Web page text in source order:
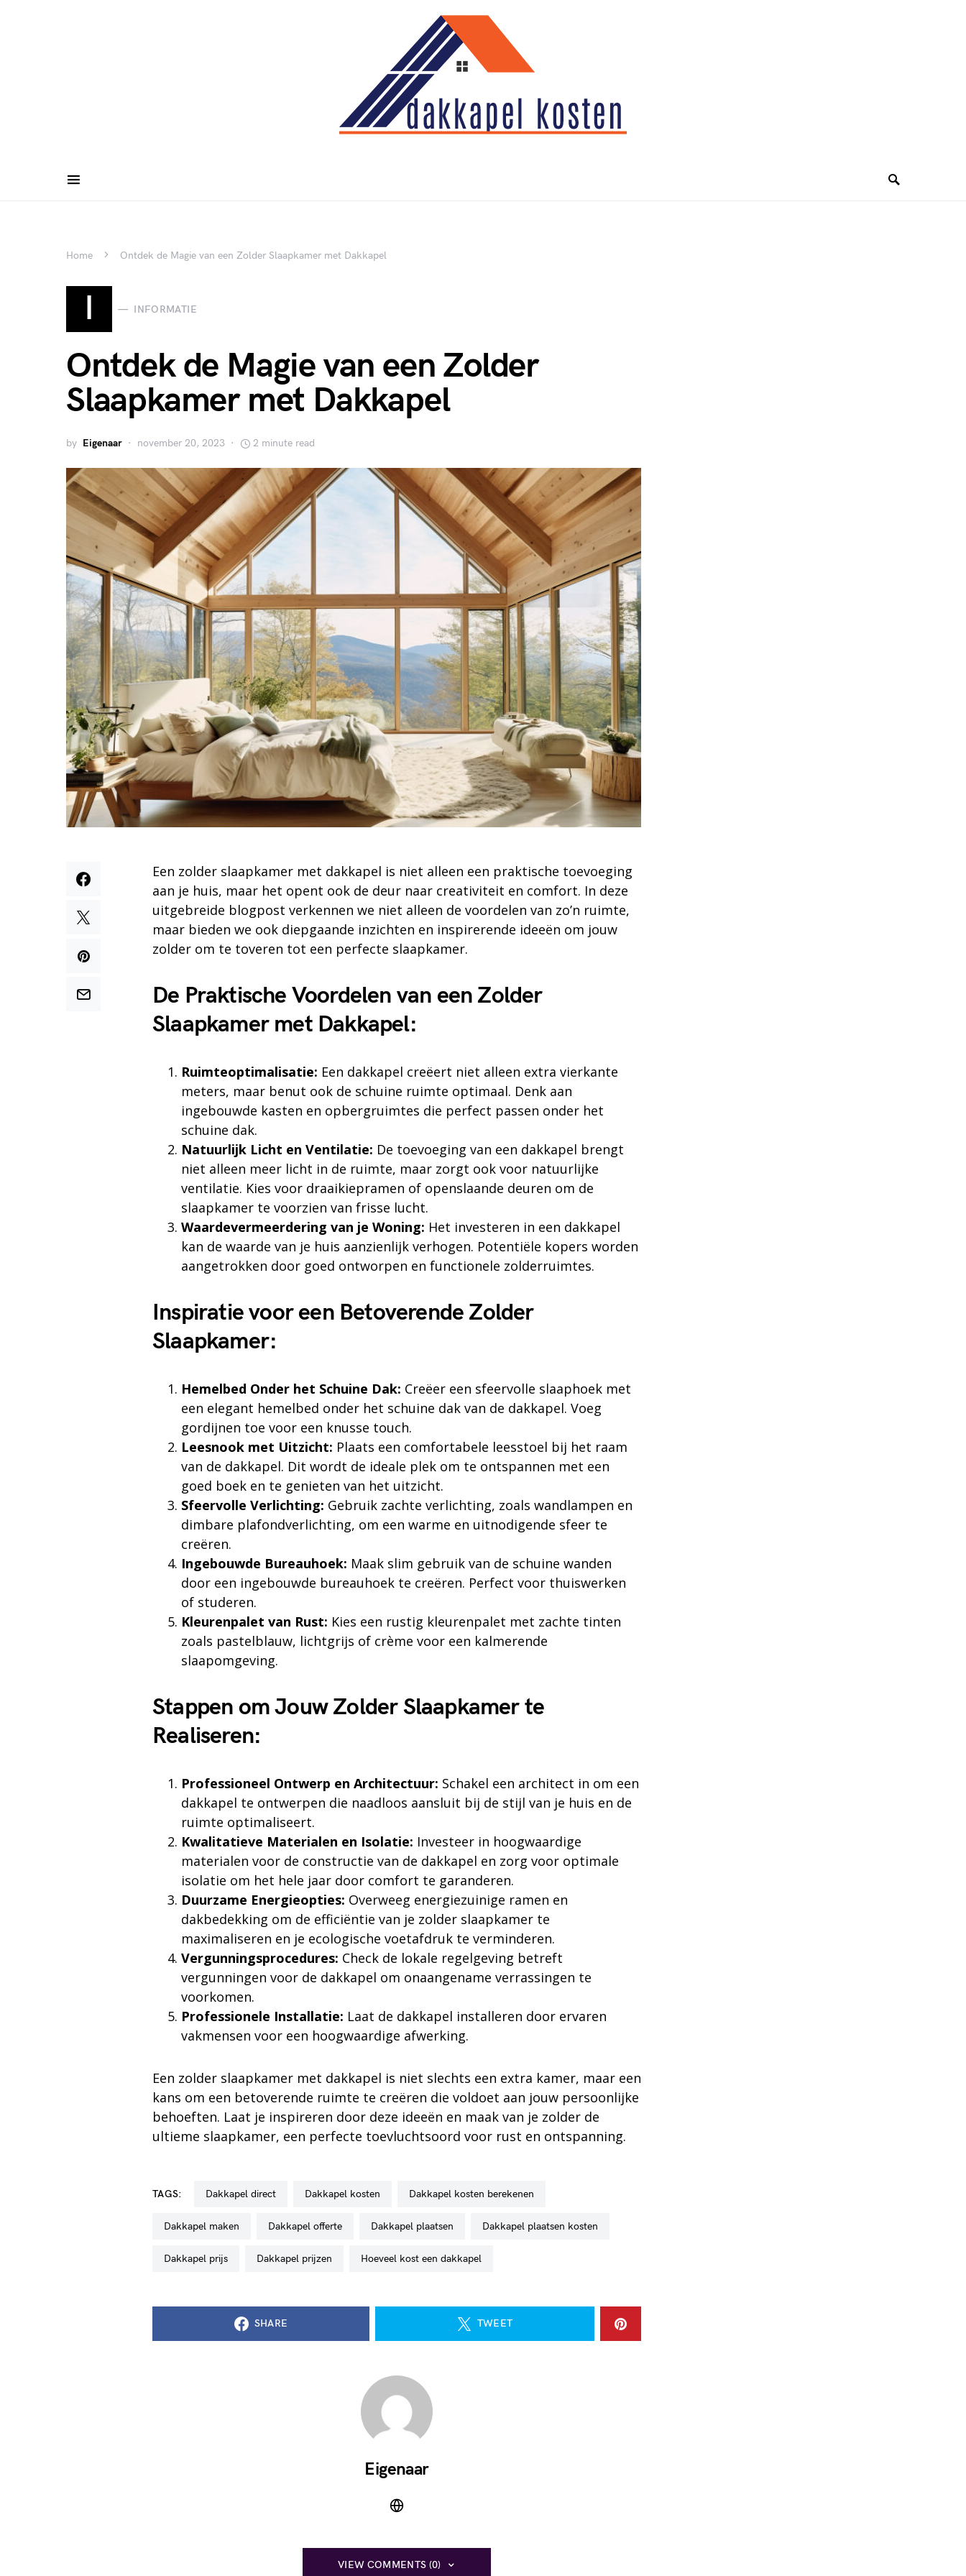
Home Ontdek de Magie van een Zolder Slaapkamer met Dakkapel
I INFORMATIE
Ontdek de Magie van een Zolder
Slaapkamer met Dakkapel
by Eigenaar november 20, 2023 2 minute read
Een zolder slaapkamer met dakkapel is niet alleen een praktische toevoeging
aan je huis, maar het opent ook de deur naar creativiteit en comfort. In deze
uitgebreide blogpost verkennen we niet alleen de voordelen van zo’n ruimte,
maar bieden we ook diepgaande inzichten en inspirerende ideeën om jouw
zolder om te toveren tot een perfecte slaapkamer.
De Praktische Voordelen van een Zolder
Slaapkamer met Dakkapel:
Ruimteoptimalisatie: Een dakkapel creëert niet alleen extra vierkante
meters, maar benut ook de schuine ruimte optimaal. Denk aan
ingebouwde kasten en opbergruimtes die perfect passen onder het
schuine dak.
Natuurlijk Licht en Ventilatie: De toevoeging van een dakkapel brengt
niet alleen meer licht in de ruimte, maar zorgt ook voor natuurlijke
ventilatie. Kies voor draaikiepramen of openslaande deuren om de
slaapkamer te voorzien van frisse lucht.
Waardevermeerdering van je Woning: Het investeren in een dakkapel
kan de waarde van je huis aanzienlijk verhogen. Potentiële kopers worden
aangetrokken door goed ontworpen en functionele zolderruimtes.
Inspiratie voor een Betoverende Zolder
Slaapkamer:
Hemelbed Onder het Schuine Dak: Creëer een sfeervolle slaaphoek met
een elegant hemelbed onder het schuine dak van de dakkapel. Voeg
gordijnen toe voor een knusse touch.
Leesnook met Uitzicht: Plaats een comfortabele leesstoel bij het raam
van de dakkapel. Dit wordt de ideale plek om te ontspannen met een
goed boek en te genieten van het uitzicht.
Sfeervolle Verlichting: Gebruik zachte verlichting, zoals wandlampen en
dimbare plafondverlichting, om een warme en uitnodigende sfeer te
creëren.
Ingebouwde Bureauhoek: Maak slim gebruik van de schuine wanden
door een ingebouwde bureauhoek te creëren. Perfect voor thuiswerken
of studeren.
Kleurenpalet van Rust: Kies een rustig kleurenpalet met zachte tinten
zoals pastelblauw, lichtgrijs of crème voor een kalmerende
slaapomgeving.
Stappen om Jouw Zolder Slaapkamer te
Realiseren:
Professioneel Ontwerp en Architectuur: Schakel een architect in om een
dakkapel te ontwerpen die naadloos aansluit bij de stijl van je huis en de
ruimte optimaliseert.
Kwalitatieve Materialen en Isolatie: Investeer in hoogwaardige
materialen voor de constructie van de dakkapel en zorg voor optimale
isolatie om het hele jaar door comfort te garanderen.
Duurzame Energieopties: Overweeg energiezuinige ramen en
dakbedekking om de efficiëntie van je zolder slaapkamer te
maximaliseren en je ecologische voetafdruk te verminderen.
Vergunningsprocedures: Check de lokale regelgeving betreft
vergunningen voor de dakkapel om onaangename verrassingen te
voorkomen.
Professionele Installatie: Laat de dakkapel installeren door ervaren
vakmensen voor een hoogwaardige afwerking.
Een zolder slaapkamer met dakkapel is niet slechts een extra kamer, maar een
kans om een betoverende ruimte te creëren die voldoet aan jouw persoonlijke
behoeften. Laat je inspireren door deze ideeën en maak van je zolder de
ultieme slaapkamer, een perfecte toevluchtsoord voor rust en ontspanning.
TAGS: dakkapel direct dakkapel kosten dakkapel kosten berekenen
dakkapel maken dakkapel offerte dakkapel plaatsen dakkapel plaatsen kosten
dakkapel prijs dakkapel prijzen hoeveel kost een dakkapel
SHARE TWEET
Eigenaar
VIEW COMMENTS (0)